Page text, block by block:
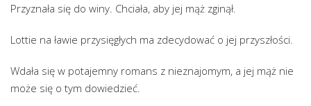
Przyznała się do winy. Chciała, aby jej mąż zginął.
Lottie na ławie przysięgłych ma zdecydować o jej przyszłości.
Wdała się w potajemny romans z nieznajomym, a jej mąż nie
może się o tym dowiedzieć.